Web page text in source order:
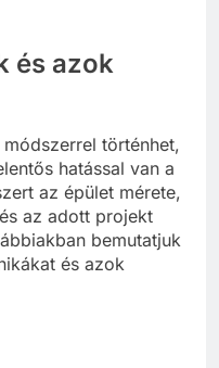
és azok
történhet,
hatással van a
az épület mérete,
az adott projekt
bemutatjuk
és azok